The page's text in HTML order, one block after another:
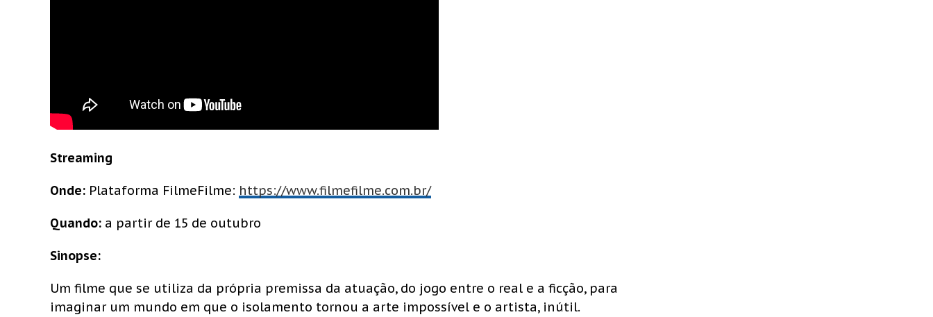
Streaming
Onde: Plataforma FilmeFilme: https://www.filmefilme.com.br/
Quando: a partir de 15 de outubro
Sinopse:
Um filme que se utiliza da própria premissa da atuação, do jogo entre o real e a ficção, para
imaginar um mundo em que o isolamento tornou a arte impossível e o artista, inútil.